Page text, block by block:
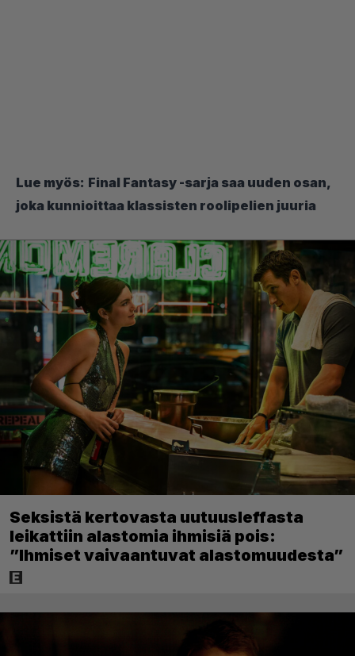
Lue myös: Final Fantasy -sarja saa uuden osan,
joka kunnioittaa klassisten roolipelien juuria
Seksistä kertovasta uutuusleffasta
leikattiin alastomia ihmisiä pois:
”Ihmiset vaivaantuvat alastomuudesta”